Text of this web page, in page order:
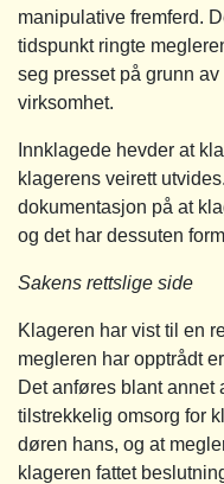
manipulative fremferd.
tidspunkt ringte
seg presset på grunn
virksomhet.
Innklagede hevder at
klagerens veirett
dokumentasjon på at
og det har dessuten
Sakens rettslige side
Klageren har vist til en
megleren har opptrådt
Det anføres blant annet
tilstrekkelig omsorg for
døren hans, og at
klageren fattet